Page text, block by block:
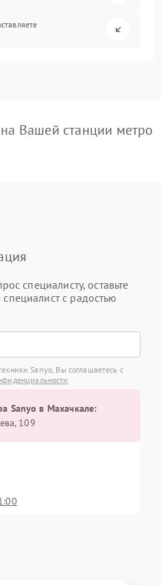
Вашей станции метро
специалисту, оставьте
с радостью
Sanyo, Вы соглашаетесь с
Sanyo в Махачкале:
109